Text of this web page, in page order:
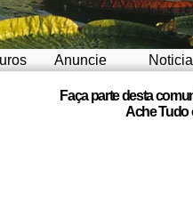
Anuncie
Faça parte desta
Ache Tudo